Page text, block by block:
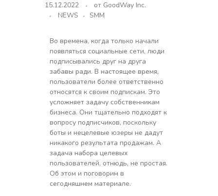
15.12.2022 от GoodWay Inc.
NEWS
SMM
Во времена, когда только начали
появляться социальные сети, люди
подписывались друг на друга
забавы ради. В настоящее время,
пользователи более ответственно
относятся к своим подпискам. Это
усложняет задачу собственникам
бизнеса. Они тщательно подходят к
вопросу подписчиков, поскольку
боты и нецелевые юзеры не дадут
никакого результата продажам. А
задача набора целевых
пользователей, отнюдь, не простая.
Об этом и поговорим в
сегодняшнем материале.